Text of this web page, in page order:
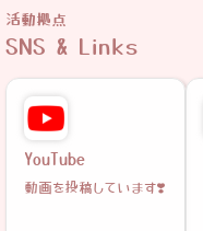
活動拠点
SNS & Links
YouTube
動画を投稿しています❣️